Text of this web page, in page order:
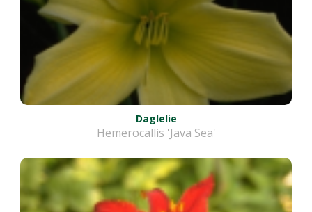
Daglelie
Hemerocallis 'Java Sea'